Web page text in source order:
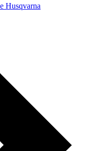
Husqvarna